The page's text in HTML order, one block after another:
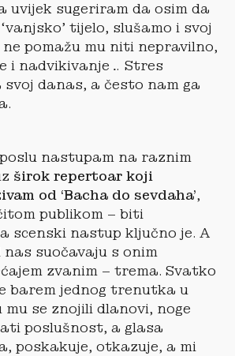
uvijek sugeriram da osim da
tijelo, slušamo i svoj
pomažu mu niti nepravilno,
i nadvikivanje… Stres
danas, a često nam ga
nastupam na raznim
širok repertoar koji
od ‘Bacha do sevdaha’,
publikom – biti
scenski nastup ključno je. A
nas suočavaju s onim
zvanim – trema. Svatko
barem jednog trenutka u
se znojili dlanovi, noge
poslušnost, a glasa
poskakuje, otkazuje, a mi